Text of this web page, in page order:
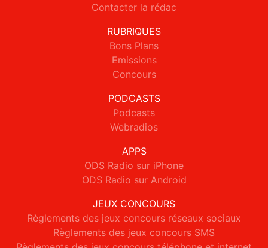
Contacter la rédac
RUBRIQUES
Bons Plans
Emissions
Concours
PODCASTS
Podcasts
Webradios
APPS
ODS Radio sur iPhone
ODS Radio sur Android
JEUX CONCOURS
Règlements des jeux concours réseaux sociaux
Règlements des jeux concours SMS